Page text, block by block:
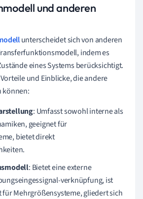
und anderen
unterscheidet sich von anderen
indem es
eines Systems berücksichtigt.
und Einblicke, die andere
können:
: Umfasst sowohl interne als
geeignet für
bietet direkt
: Bietet eine externe
verknüpfung, ist
Mehrgrößensysteme, gliedert sich